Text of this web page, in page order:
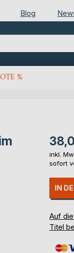
Blog
%
inkl.
sofort
IN
Auf
Titel